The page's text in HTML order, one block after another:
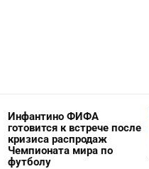
Инфантино ФИФА
готовится к встрече после
кризиса распродаж
Чемпионата мира по
футболу